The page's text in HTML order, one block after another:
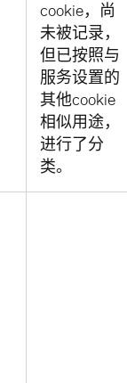
cookie，尚
未被记录，
但已按照与
服务设置的
其他cookie
相似用途，
进行了分
类。